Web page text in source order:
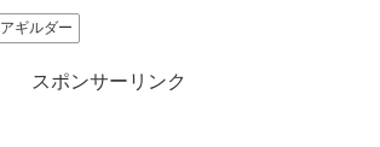
アギルダー
スポンサーリンク